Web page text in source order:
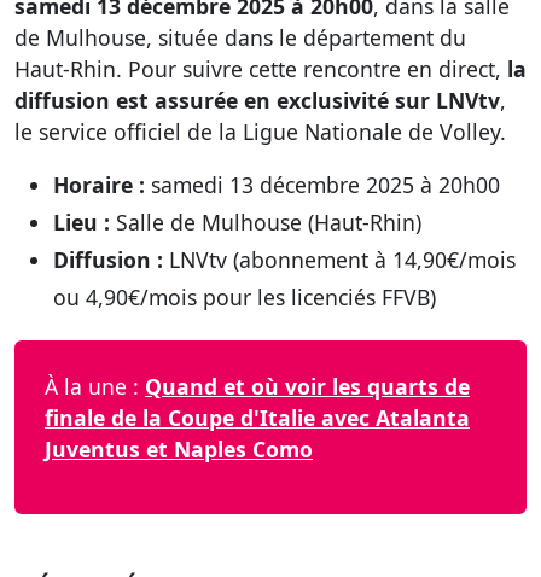
samedi 13 décembre 2025 à 20h00, dans la salle
de Mulhouse, située dans le département du
Haut-Rhin. Pour suivre cette rencontre en direct, la
diffusion est assurée en exclusivité sur LNVtv,
le service officiel de la Ligue Nationale de Volley.
Horaire : samedi 13 décembre 2025 à 20h00
Lieu : Salle de Mulhouse (Haut-Rhin)
Diffusion : LNVtv (abonnement à 14,90€/mois
ou 4,90€/mois pour les licenciés FFVB)
À la une : Quand et où voir les quarts de
finale de la Coupe d'Italie avec Atalanta
Juventus et Naples Como